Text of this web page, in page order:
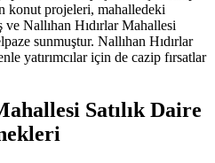
konut projeleri, mahalledeki
Nallıhan Hıdırlar Mahallesi
sunmuştur. Nallıhan Hıdırlar
yatırımcılar için de cazip fırsatlar
Satılık Daire